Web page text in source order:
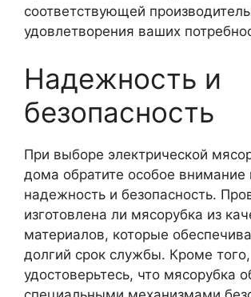
соответствующей
удовлетворения ваших
Надежность и
безопасность
При выборе электрической
дома обратите особое внимание
надежность и безопасность.
изготовлена ли мясорубка из
материалов, которые
долгий срок службы. Кроме того,
удостоверьтесь, что мясорубка